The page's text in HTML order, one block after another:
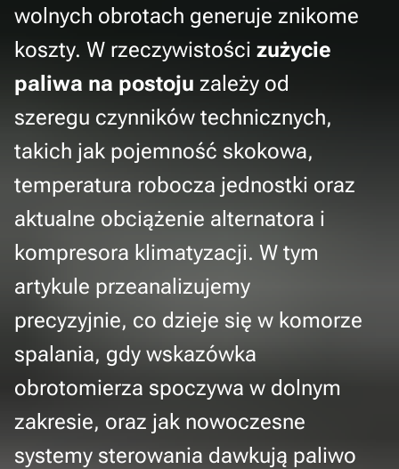
wolnych obrotach generuje znikome
koszty. W rzeczywistości zużycie
paliwa na postoju zależy od
szeregu czynników technicznych,
takich jak pojemność skokowa,
temperatura robocza jednostki oraz
aktualne obciążenie alternatora i
kompresora klimatyzacji. W tym
artykule przeanalizujemy
precyzyjnie, co dzieje się w komorze
spalania, gdy wskazówka
obrotomierza spoczywa w dolnym
zakresie, oraz jak nowoczesne
systemy sterowania dawkują paliwo